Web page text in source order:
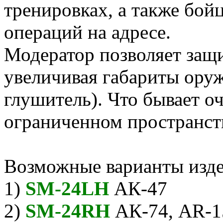
тренировках, а также
операций на адресе.
Модератор позволяет
увеличивая габариты
глушитель). Что бывает
ограниченном
Возможные варианты
1) SM-24LH АК-47
2) SM-24RH АК-74, AR-